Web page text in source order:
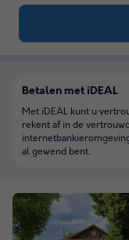
Betalen met iDEAL
Met iDEAL kunt u
rekent af in de
al gewend bent.